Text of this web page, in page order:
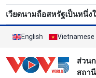
เวียดนามถือสหรัฐเป็นหนึ่
English Vietnamese
ส่วน
สถา